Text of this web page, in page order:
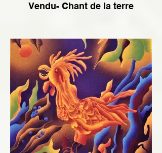
Vendu- Chant de la terre